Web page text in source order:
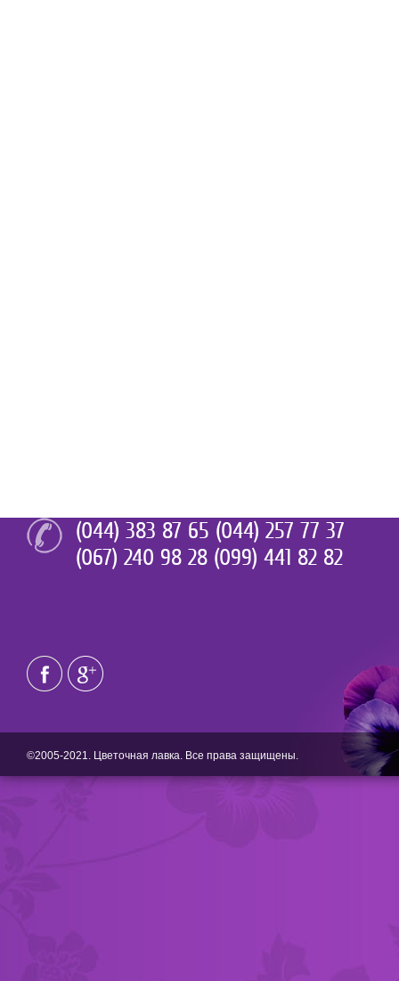
(044) 383 87 65 (044) 257 77 37
(067) 240 98 28 (099) 441 82 82
©2005-2021. Цветочная лавка. Все права защищены.